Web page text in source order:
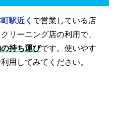
駅近く で営業している店
リーニング店の利用で、
持ち運びです。使いやす
用してみてください。